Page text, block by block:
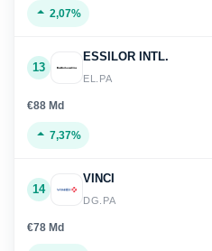
2,07%
13
ESSILOR INTL.
EL.PA
€88 Md
7,37%
14
VINCI
DG.PA
€78 Md